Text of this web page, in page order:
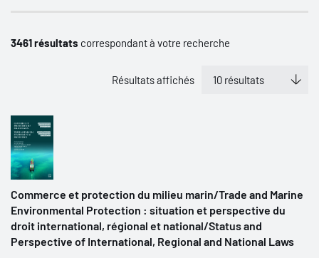
3461 résultats correspondant à votre recherche
Résultats affichés
Commerce et protection du milieu marin/Trade and Marine
Environmental Protection : situation et perspective du
droit international, régional et national/Status and
Perspective of International, Regional and National Laws